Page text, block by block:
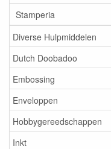
Stamperia
Diverse Hulpmiddelen
Dutch Doobadoo
Embossing
Enveloppen
Hobbygereedschappen
Inkt